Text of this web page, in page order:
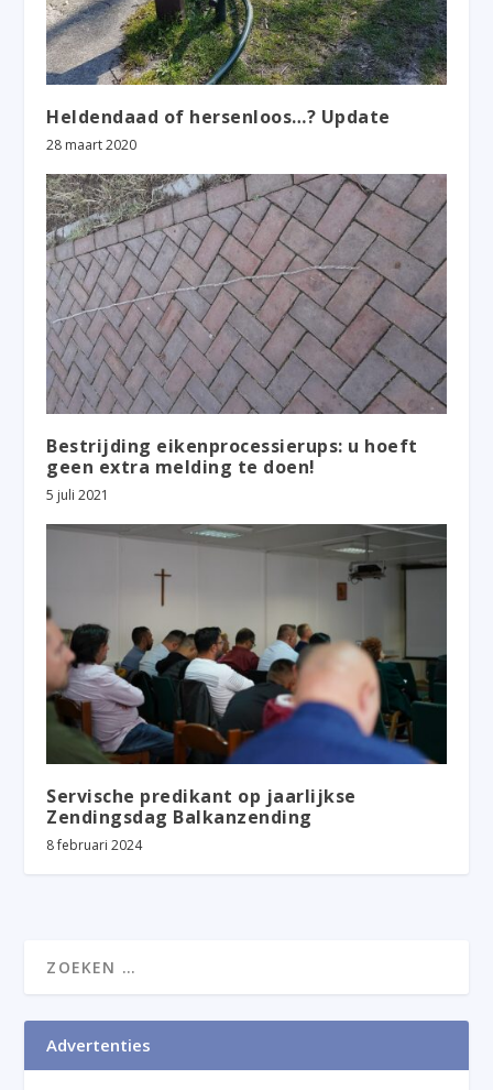
Heldendaad of hersenloos…? Update
28 maart 2020
Bestrijding eikenprocessierups: u hoeft
geen extra melding te doen!
5 juli 2021
Servische predikant op jaarlijkse
Zendingsdag Balkanzending
8 februari 2024
Advertenties